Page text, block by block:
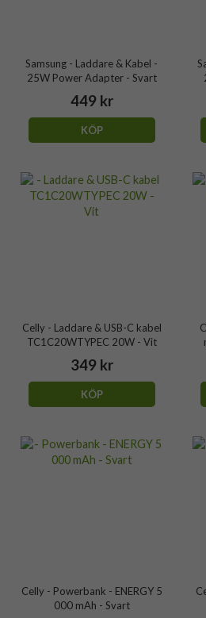
Samsung - Laddare & Kabel -
25W Power Adapter - Svart
449 kr
KÖP
Celly - Laddare & USB-C kabel
TC1C20WTYPEC 20W - Vit
349 kr
KÖP
Celly - Powerbank - ENERGY 5
000 mAh - Svart